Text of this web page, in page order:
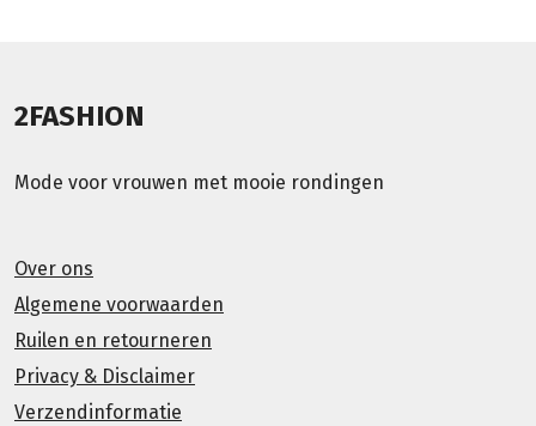
2FASHION
Mode voor vrouwen met mooie rondingen
Over ons
Algemene voorwaarden
Ruilen en retourneren
Privacy & Disclaimer
Verzendinformatie